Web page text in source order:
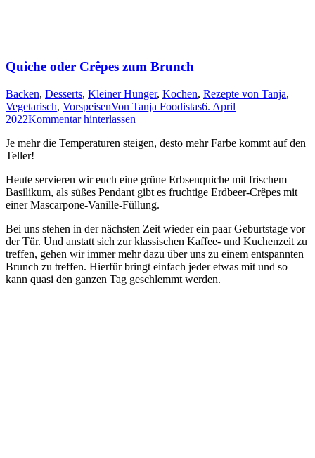
Quiche oder Crêpes zum Brunch
Backen, Desserts, Kleiner Hunger, Kochen, Rezepte von Tanja,
Vegetarisch, VorspeisenVon Tanja Foodistas6. April
2022Kommentar hinterlassen
Je mehr die Tem­pe­ra­tu­ren stei­gen, des­to mehr Far­be kommt auf den
Teller!
Heu­te ser­vie­ren wir euch eine grü­ne Erb­sen­quiche mit fri­schem
Basi­li­kum, als süßes Pen­dant gibt es fruch­ti­ge Erd­beer-Crê­pes mit
einer Mascarpone-Vanille-Füllung.
Bei uns ste­hen in der nächs­ten Zeit wie­der ein paar Geburts­ta­ge vor
der Tür. Und anstatt sich zur klas­si­schen Kaf­fee- und Kuchen­zeit zu
tref­fen, gehen wir immer mehr dazu über uns zu einem ent­spann­ten
Brunch zu tref­fen. Hier­für bringt ein­fach jeder etwas mit und so
kann qua­si den gan­zen Tag geschlemmt werden.